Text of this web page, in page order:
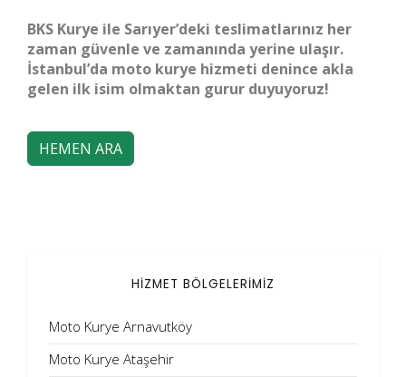
BKS Kurye ile Sarıyer’deki teslimatlarınız her
zaman güvenle ve zamanında yerine ulaşır.
İstanbul’da moto kurye hizmeti denince akla
gelen ilk isim olmaktan gurur duyuyoruz!
HEMEN ARA
HİZMET BÖLGELERİMİZ
Moto Kurye Arnavutköy
Moto Kurye Ataşehir